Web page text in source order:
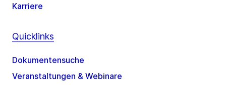
Karriere
Quicklinks
Dokumentensuche
Veranstaltungen & Webinare